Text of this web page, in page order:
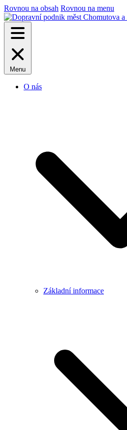
Rovnou na obsah Rovnou na menu
Menu
O nás
Základní informace